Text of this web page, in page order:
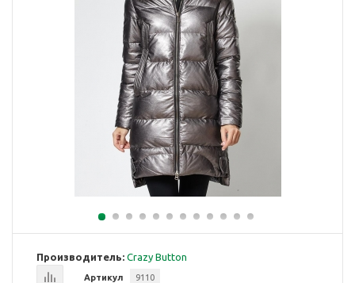
Производитель: Crazy Button
Артикул 9110